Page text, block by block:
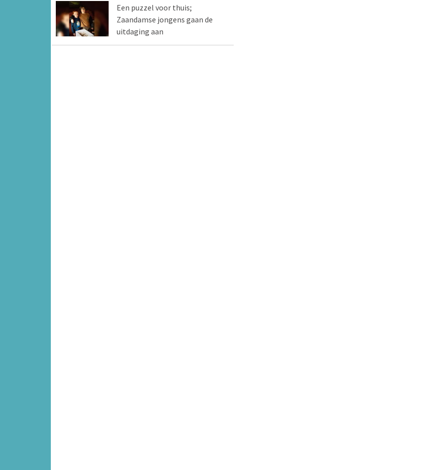
Een puzzel voor thuis;
Zaandamse jongens gaan de
uitdaging aan